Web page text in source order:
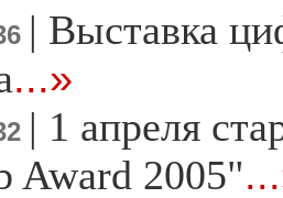
| Выставка
...»
| 1 апреля
Award 2005"